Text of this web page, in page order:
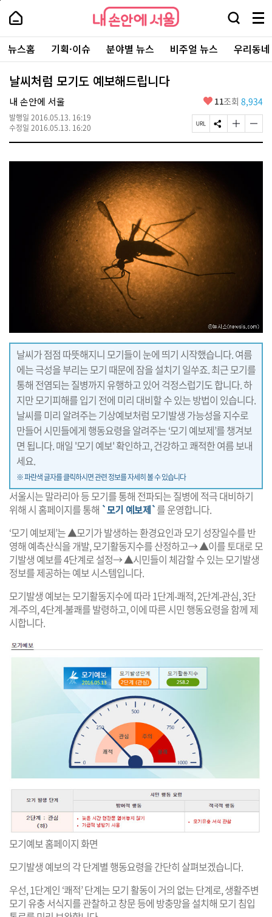
본
로
가
내
손
안
에
서
울
-
서
울
시
대
표
소
포
내
손
에
울
검
창
열
기
메
뉴
전
체
보
주
요
서
뉴스홈 기획·이슈 분야별 뉴스 비주얼 뉴스 우리동
날씨처럼 모기도 예보해드립니다
내 손안에 서울
발행일 2016.05.13. 16:19
수정일 2016.05.13. 16:20
좋
요
11조회 8,934
페
이
U
L
복
사
S
N
공
글
자
기
글
자
기
날씨가 점점 따뜻해지니 모기들이 눈에 띄기 시작했습니다. 여름
에는 극성을 부리는 모기 때문에 잠을 설치기 일쑤죠. 최근 모기를
통해 전염되는 질병까지 유행하고 있어 걱정스럽기도 합니다. 하
지만 모기피해를 입기 전에 미리 대비할 수 있는 방법이 있습니다.
날씨를 미리 알려주는 기상예보처럼 모기발생 가능성을 지수로
만들어 시민들에게 행동요령을 알려주는 ‘모기 예보제’를 챙겨보
면 됩니다. 매일 '모기 예보' 확인하고, 건강하고 쾌적한 여름 보내
세요.
※ 파란색 글자를 클릭하시면 관련 정보를 자세히 볼 수 있습니다
서울시는 말라리아 등 모기를 통해 전파되는 질병에 적극 대비하기
위해 시 홈페이지를 통해 `모기 예보제`를 운영합니다.
‘모기 예보제’는 ▲모기가 발생하는 환경요인과 모기 성장일수를 반
영해 예측산식을 개발, 모기활동지수를 산정하고→ ▲이를 토대로 모
기발생 예보를 4단계로 설정→ ▲시민들이 체감할 수 있는 모기발생
정보를 제공하는 예보 시스템입니다.
모기발생 예보는 모기활동지수에 따라 1단계-쾌적, 2단계-관심, 3단
계-주의, 4단계-불쾌를 발령하고, 이에 따른 시민 행동요령을 함께 제
시합니다.
모기예보 홈페이지 화면
모기발생 예보의 각 단계별 행동요령을 간단히 살펴보겠습니다.
우선, 1단계인 ‘쾌적’ 단계는 모기 활동이 거의 없는 단계로, 생활주변
모기 유충 서식지를 관찰하고 창문 등에 방충망을 설치해 모기 침입
페
상
단
로